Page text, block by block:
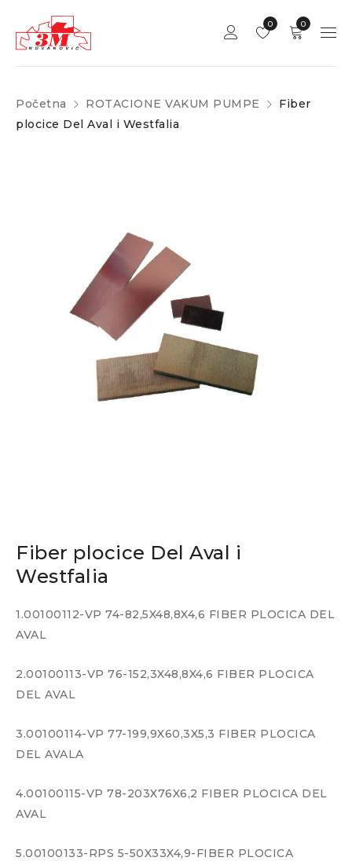
0
0
Početna ROTACIONE VAKUM PUMPE
Fiber
plocice Del Aval i Westfalia
Fiber plocice Del Aval i
Westfalia
1.00100112-VP 74-82,5X48,8X4,6 FIBER PLOCICA DEL
AVAL
2.00100113-VP 76-152,3X48,8X4,6 FIBER PLOCICA
DEL AVAL
3.00100114-VP 77-199,9X60,3X5,3 FIBER PLOCICA
DEL AVALA
4.00100115-VP 78-203X76X6,2 FIBER PLOCICA DEL
AVAL
5.00100133-RPS 5-50X33X4,9-FIBER PLOCICA